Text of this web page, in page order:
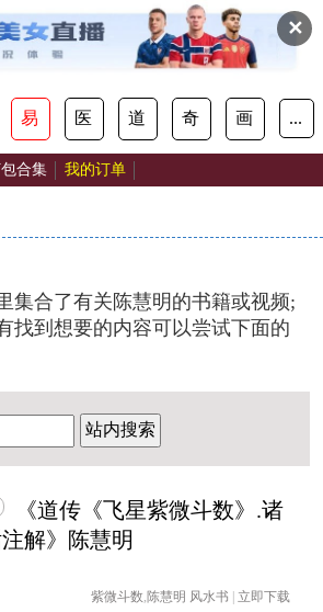
✕
易 医 道 奇 画 ...
合集 我的订单
集合了有关陈慧明的书籍或视频;
找到想要的内容可以尝试下面的
站内搜索
《道传《飞星紫微斗数》.诸
解》陈慧明
紫微斗数, 陈慧明 风水书 立即下载